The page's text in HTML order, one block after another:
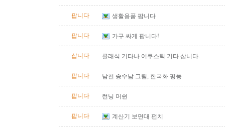
팝니다
생활용품 팝니다
팝니다 가구 싸게 팝니다!
삽니다 클래식 기타나 어쿠스틱 기타 삽니다.
팝니다 남천 송수남 그림, 한국화 평풍
팝니다 런닝 머쉰
팝니다 계산기 보면대 펀치